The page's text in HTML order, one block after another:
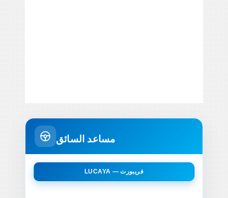
مساعد السائق
LUCAYA — فريبورت